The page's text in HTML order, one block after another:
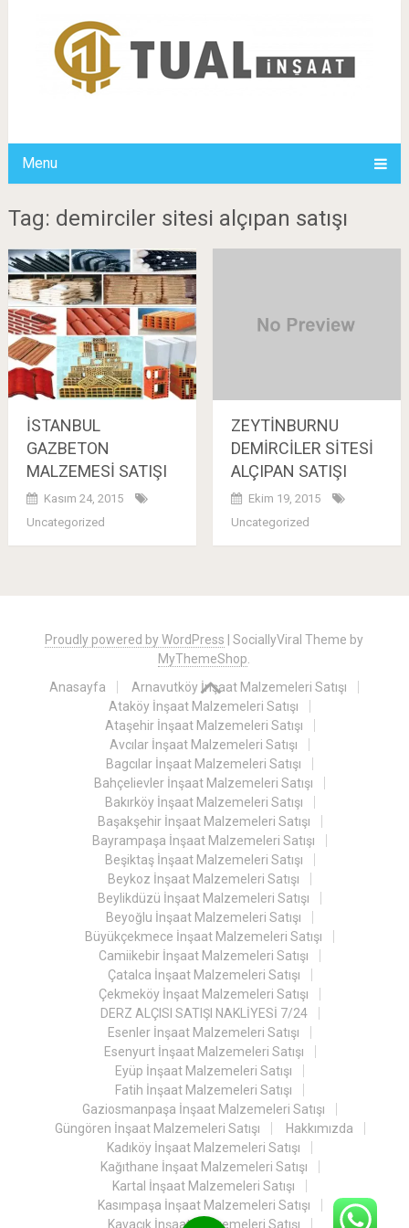
Menu
Tag: demirciler sitesi alçıpan satışı
İSTANBUL
GAZBETON
MALZEMESİ SATIŞI
Kasım 24, 2015
Uncategorized
ZEYTİNBURNU
DEMİRCİLER SİTESİ
ALÇIPAN SATIŞI
Ekim 19, 2015
Uncategorized
navigation
Proudly powered by WordPress |SociallyViral Theme by
MyThemeShop
Anasayfa
Arnavutköy İnşaat Malzemeleri Satışı
Ataköy İnşaat Malzemeleri Satışı
Ataşehir İnşaat Malzemeleri Satışı
Avcılar İnşaat Malzemeleri Satışı
Bagcılar İnşaat Malzemeleri Satışı
Bahçelievler İnşaat Malzemeleri Satışı
Bakırköy İnşaat Malzemeleri Satışı
Başakşehir İnşaat Malzemeleri Satışı
Bayrampaşa İnşaat Malzemeleri Satışı
Beşiktaş İnşaat Malzemeleri Satışı
Beykoz İnşaat Malzemeleri Satışı
Beylikdüzü İnşaat Malzemeleri Satışı
Beyoğlu İnşaat Malzemeleri Satışı
Büyükçekmece İnşaat Malzemeleri Satışı
Camiikebir İnşaat Malzemeleri Satışı
Çatalca İnşaat Malzemeleri Satışı
Çekmeköy İnşaat Malzemeleri Satışı
DERZ ALÇISI SATIŞI NAKLİYESİ 7/24
Esenler İnşaat Malzemeleri Satışı
Esenyurt İnşaat Malzemeleri Satışı
Eyüp İnşaat Malzemeleri Satışı
Fatih İnşaat Malzemeleri Satışı
Gaziosmanpaşa İnşaat Malzemeleri Satışı
Güngören İnşaat Malzemeleri Satışı
Hakkımızda
Kadıköy İnşaat Malzemeleri Satışı
Kağıthane İnşaat Malzemeleri Satışı
Kartal İnşaat Malzemeleri Satışı
Kasımpaşa İnşaat Malzemeleri Satışı
Kavacık İnşaat Malzemeleri Satışı